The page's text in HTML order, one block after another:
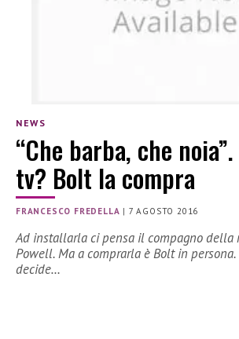
NEWS
“Che barba, che
tv? Bolt la compra
FRANCESCO FREDELLA | 7 AGOSTO 2016
Ad installarla ci pensa il compagno della
Powell. Ma a comprarla è Bolt in persona.
decide…